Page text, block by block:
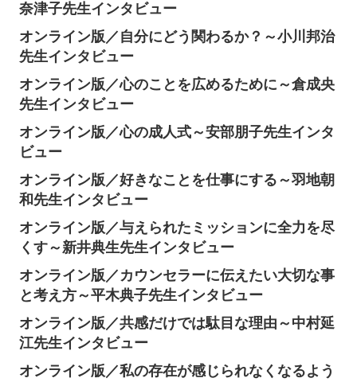
奈津子先生インタビュー
オンライン版／自分にどう関わるか？～小川邦治
先生インタビュー
オンライン版／心のことを広めるために～倉成央
先生インタビュー
オンライン版／心の成人式～安部朋子先生インタ
ビュー
オンライン版／好きなことを仕事にする～羽地朝
和先生インタビュー
オンライン版／与えられたミッションに全力を尽
くす～新井典生先生インタビュー
オンライン版／カウンセラーに伝えたい大切な事
と考え方～平木典子先生インタビュー
オンライン版／共感だけでは駄目な理由～中村延
江先生インタビュー
オンライン版／私の存在が感じられなくなるよう